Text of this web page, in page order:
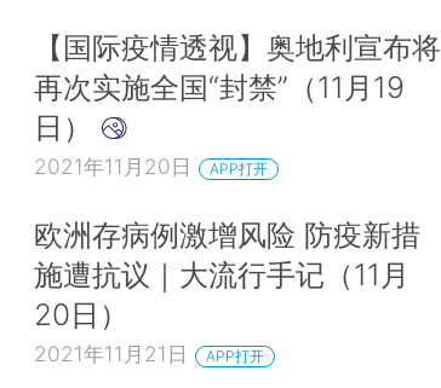
【国际疫情透视】奥地利宣布将
再次实施全国“封禁”（11月19
日）
2021年11月20日 APP打开
欧洲存病例激增风险 防疫新措
施遭抗议｜大流行手记（11月
20日）
2021年11月21日 APP打开